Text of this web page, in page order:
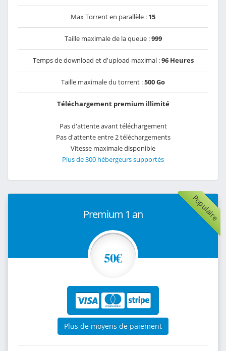
Max Torrent en parallèle : 15
Taille maximale de la queue :999
Temps de download et d'upload maximal :96 Heures
Taille maximale du torrent :500 Go
Téléchargement premium illimité
Pas d'attente avant téléchargement
Pas d'attente entre 2 téléchargements
Vitesse maximale disponible
Plus de 300 hébergeurs supportés
Populaire
Premium 1 an
50€
Plus de moyens de paiement